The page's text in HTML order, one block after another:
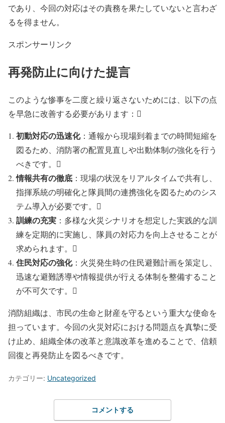
であり、今回の対応はその責務を果たしていないと言わざ
るを得ません。
スポンサーリンク
再発防止に向けた提言
このような惨事を二度と繰り返さないためには、以下の点
を早急に改善する必要があります：
初動対応の迅速化：通報から現場到着までの時間短縮を
図るため、消防署の配置見直しや出動体制の強化を行う
べきです。
情報共有の徹底 ：現場の状況をリアルタイムで共有し、
指揮系統の明確化と隊員間の連携強化を図るためのシス
テム導入が必要です。
訓練の充実 ：多様な火災シナリオを想定した実践的な訓
練を定期的に実施し、隊員の対応力を向上させることが
求められます。
住民対応の強化：火災発生時の住民避難計画を策定し、
迅速な避難誘導や情報提供が行える体制を整備すること
が不可欠です。
消防組織は、市民の生命と財産を守るという重大な使命を
担っています。今回の火災対応における問題点を真摯に受
け止め、組織全体の改革と意識改革を進めることで、信頼
回復と再発防止を図るべきです。
カテゴリー: Uncategorized
コメントする